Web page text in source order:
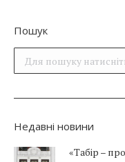
Пошук
Поиск:
Недавні новини
«Табір –